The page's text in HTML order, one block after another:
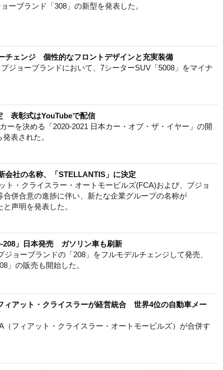
ーブランド「308」の新型を発表した。
チェンジ 個性的なフロントデザインと充実装備
ジョーブランドにおいて、7シーターSUV「5008」をマイナ
表彰式はYouTubeで配信
ーを決める「2020-2021 日本カー・オブ・ザ・イヤー」の開
表された。
会社の名称、「STELLANTIS」に決定
ト・クライスラー・オートモービルズ(FCA)および、プジョ
合併合意の進捗に伴い、新たな企業グループの名称が
と声明を発表した。
208」日本発売 ガソリン車も刷新
ジョーブランドの「208」をフルモデルチェンジして発売、
」の販売も開始した。
ィアット・クライスラーが経営統合 世界4位の自動車メー
（フィアット・クライスラー・オートモービルズ）が合併す